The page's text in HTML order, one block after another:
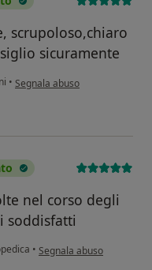
scrupoloso,chiaro
sicuramente
• secondo l'opinione dell'utente
Segnala abuso
nel corso degli
soddisfatti
• secondo l'opinione
Segnala abuso